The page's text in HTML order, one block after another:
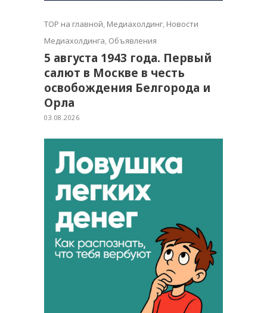
TOP на главной, Медиахолдинг, Новости
Медиахолдинга, Объявления
5 августа 1943 года. Первый
салют в Москве в честь
освобождения Белгорода и
Орла
03.08.2026